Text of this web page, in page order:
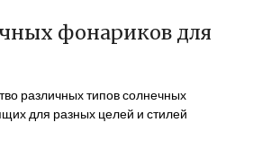
фонариков для
различных типов солнечных
для разных целей и стилей